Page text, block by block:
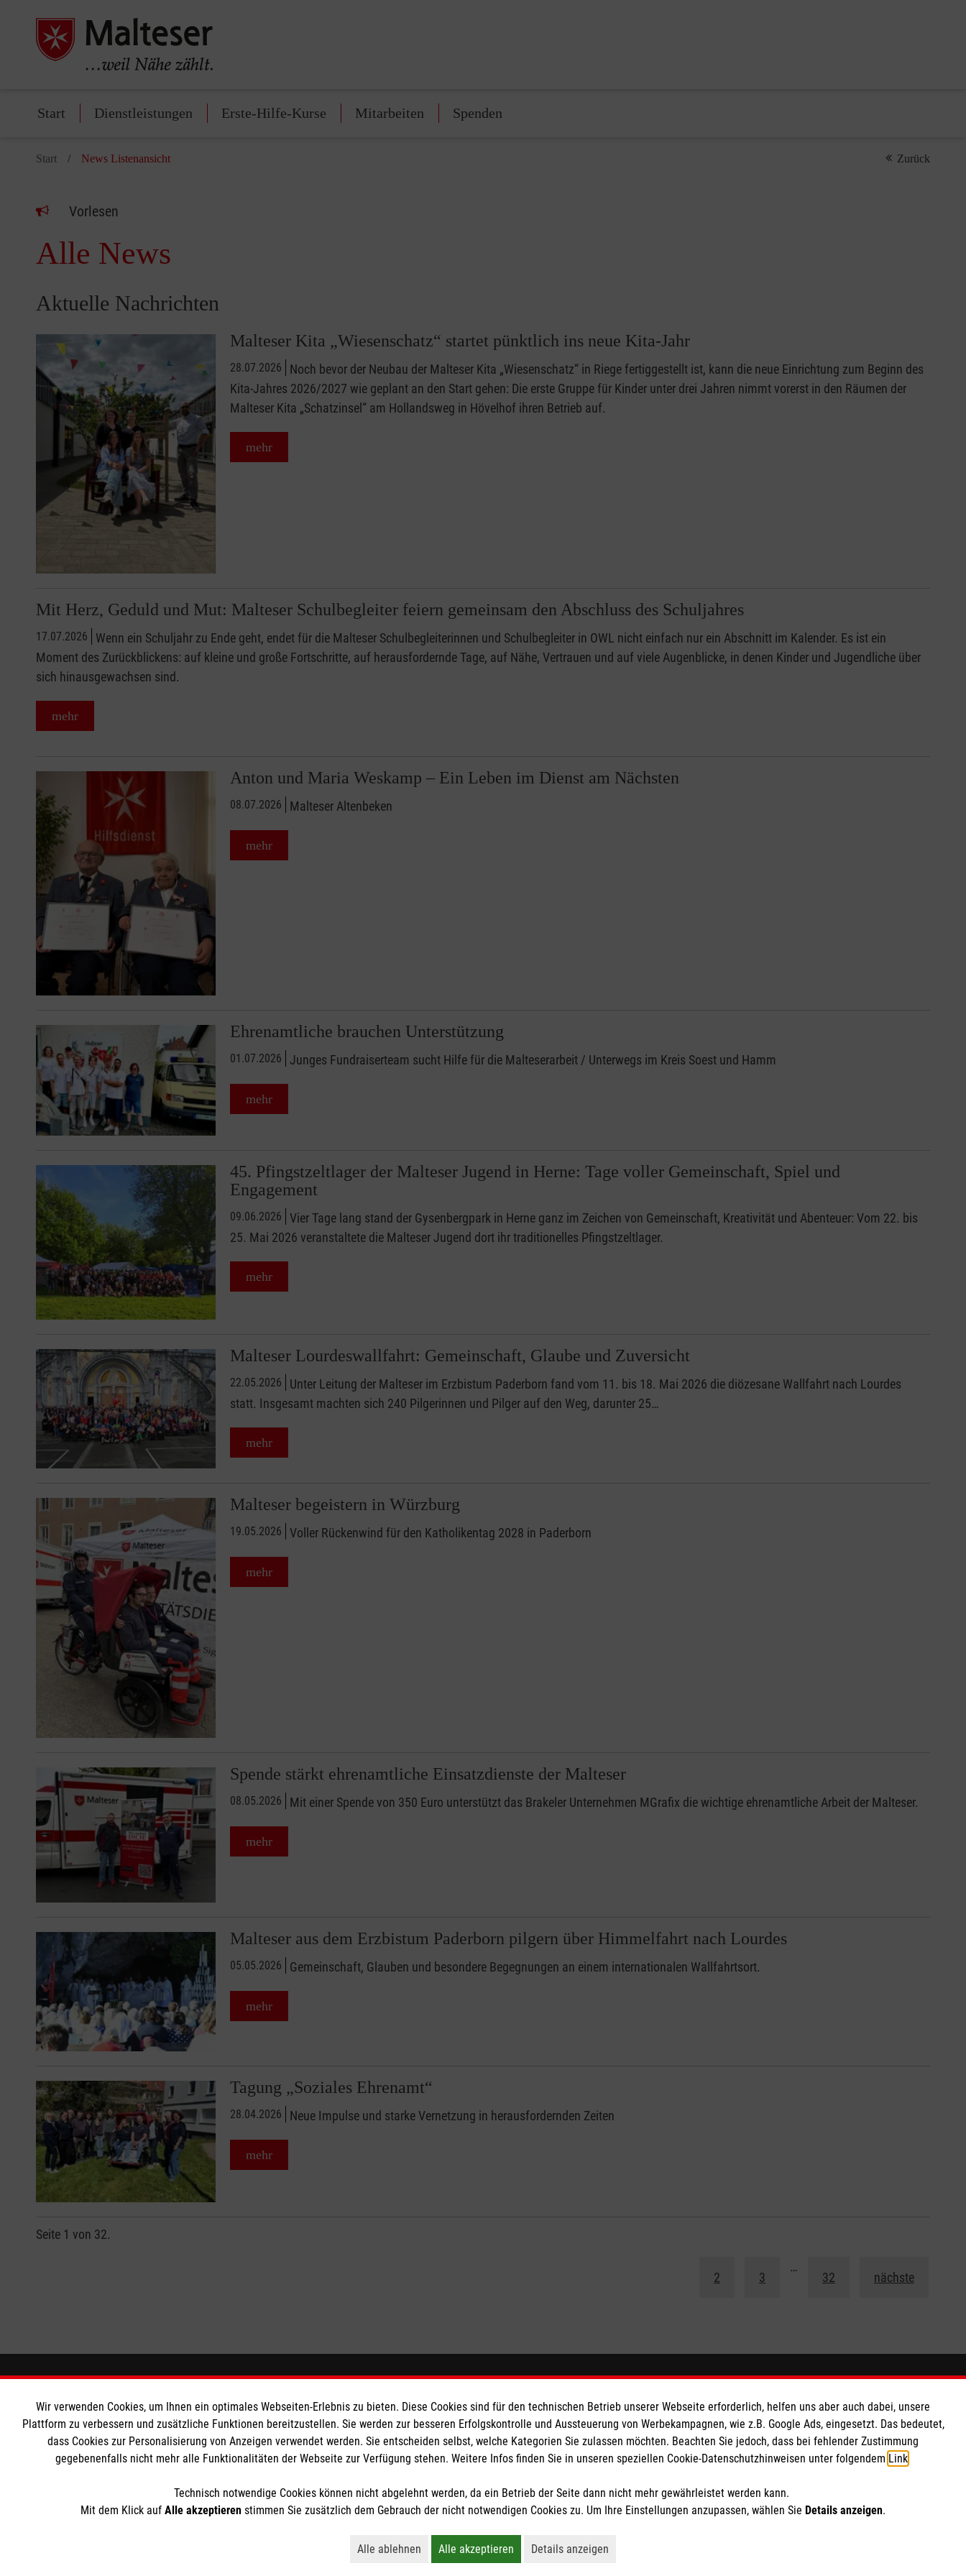
Start Dienstleistungen Erste-Hilfe-Kurse Mitarbeiten Spenden
Start News Listenansicht Zurück
Vorlesen
Alle News
Aktuelle Nachrichten
Malteser Kita „Wiesenschatz“ startet pünktlich ins neue Kita-Jahr
28.07.2026
Noch bevor der Neubau der Malteser Kita „Wiesenschatz“ in Riege fertiggestellt ist, kann die neue Einrichtung zum Beginn des
Kita-Jahres 2026/2027 wie geplant an den Start gehen: Die erste Gruppe für Kinder unter drei Jahren nimmt vorerst in den Räumen der
Malteser Kita „Schatzinsel“ am Hollandsweg in Hövelhof ihren Betrieb auf.
mehr
Mit Herz, Geduld und Mut: Malteser Schulbegleiter feiern gemeinsam den Abschluss des Schuljahres
17.07.2026
Wenn ein Schuljahr zu Ende geht, endet für die Malteser Schulbegleiterinnen und Schulbegleiter in OWL nicht einfach nur ein Abschnitt im Kalender. Es ist ein
Moment des Zurückblickens: auf kleine und große Fortschritte, auf herausfordernde Tage, auf Nähe, Vertrauen und auf viele Augenblicke, in denen Kinder und Jugendliche über
sich hinausgewachsen sind.
mehr
Anton und Maria Weskamp – Ein Leben im Dienst am Nächsten
08.07.2026 Malteser Altenbeken
mehr
Ehrenamtliche brauchen Unterstützung
01.07.2026 Junges Fundraiserteam sucht Hilfe für die Malteserarbeit / Unterwegs im Kreis Soest und Hamm
mehr
45. Pfingstzeltlager der Malteser Jugend in Herne: Tage voller Gemeinschaft, Spiel und
Engagement
09.06.2026
Vier Tage lang stand der Gysenbergpark in Herne ganz im Zeichen von Gemeinschaft, Kreativität und Abenteuer: Vom 22. bis
25. Mai 2026 veranstaltete die Malteser Jugend dort ihr traditionelles Pfingstzeltlager.
mehr
Malteser Lourdeswallfahrt: Gemeinschaft, Glaube und Zuversicht
22.05.2026
Unter Leitung der Malteser im Erzbistum Paderborn fand vom 11. bis 18. Mai 2026 die diözesane Wallfahrt nach Lourdes
statt. Insgesamt machten sich 240 Pilgerinnen und Pilger auf den Weg, darunter 25…
mehr
Malteser begeistern in Würzburg
19.05.2026 Voller Rückenwind für den Katholikentag 2028 in Paderborn
mehr
Spende stärkt ehrenamtliche Einsatzdienste der Malteser
08.05.2026 Mit einer Spende von 350 Euro unterstützt das Brakeler Unternehmen MGrafix die wichtige ehrenamtliche Arbeit der Malteser.
mehr
Malteser aus dem Erzbistum Paderborn pilgern über Himmelfahrt nach Lourdes
05.05.2026 Gemeinschaft, Glauben und besondere Begegnungen an einem internationalen Wallfahrtsort.
mehr
Tagung „Soziales Ehrenamt“
28.04.2026 Neue Impulse und starke Vernetzung in herausfordernden Zeiten
mehr
Seite 1 von 32.
2 3
…
32 nächste
Impressum
Datenschutz
Malteser in Deutschland
Malteserorden
Empfänger: Malteser Hilfsdienst e.V.
IBAN: DE65 3706 0120 1201 2162 88
Brachter Str. 32
57368 Lennestadt
Wir verwenden Cookies, um Ihnen ein optimales Webseiten-Erlebnis zu bieten. Diese Cookies sind für den technischen Betrieb unserer Webseite erforderlich, helfen uns aber auch dabei, unsere
Plattform zu verbessern und zusätzliche Funktionen bereitzustellen. Sie werden zur besseren Erfolgskontrolle und Aussteuerung von Werbekampagnen, wie z.B. Google Ads, eingesetzt. Das bedeutet,
dass Cookies zur Personalisierung von Anzeigen verwendet werden. Sie entscheiden selbst, welche Kategorien Sie zulassen möchten. Beachten Sie jedoch, dass bei fehlender Zustimmung
gegebenenfalls nicht mehr alle Funktionalitäten der Webseite zur Verfügung stehen. Weitere Infos finden Sie in unseren speziellen Cookie-Datenschutzhinweisen unter folgendem Link
Technisch notwendige Cookies können nicht abgelehnt werden, da ein Betrieb der Seite dann nicht mehr gewährleistet werden kann.
Mit dem Klick auf Alle akzeptieren stimmen Sie zusätzlich dem Gebrauch der nicht notwendigen Cookies zu. Um Ihre Einstellungen anzupassen, wählen Sie Details anzeigen.
Alle ablehnen
Lehnt alle nicht-essentiellen Cookies ab
Alle akzeptieren
Akzeptiert alle Cookies einschließlich Marketing und Analyse
Details anzeigen